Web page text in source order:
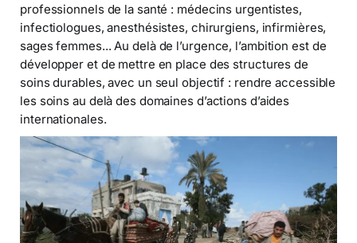
professionnels de la santé : médecins urgentistes,
infectiologues, anesthésistes, chirurgiens, infirmières,
sages femmes... Au delà de l’urgence, l’ambition est de
développer et de mettre en place des structures de
soins durables, avec un seul objectif : rendre accessible
les soins au delà des domaines d’actions d’aides
internationales.